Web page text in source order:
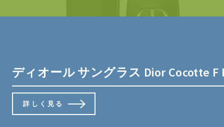
ディオール サングラス Dior Cocotte
詳しく見る